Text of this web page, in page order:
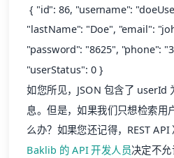
{ "id": 86, "username":
"lastName": "Doe", "email":
"password": "8625", "phone":
"userStatus": 0 }
如您所见，JSON 包含了 userId
息。但是，如果我们只想检索用
么办？如果您还记得，REST API
Baklib 的 API 开发人员决定不